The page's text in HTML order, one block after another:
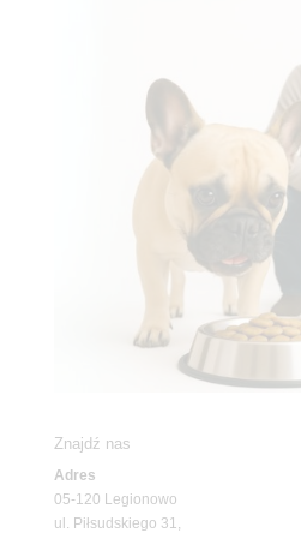
Znajdź nas
Adres
05-120 Legionowo
ul. Piłsudskiego 31,